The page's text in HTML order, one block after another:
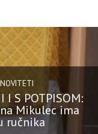
I S POTPISOM:
Mikulec ima
ručnika